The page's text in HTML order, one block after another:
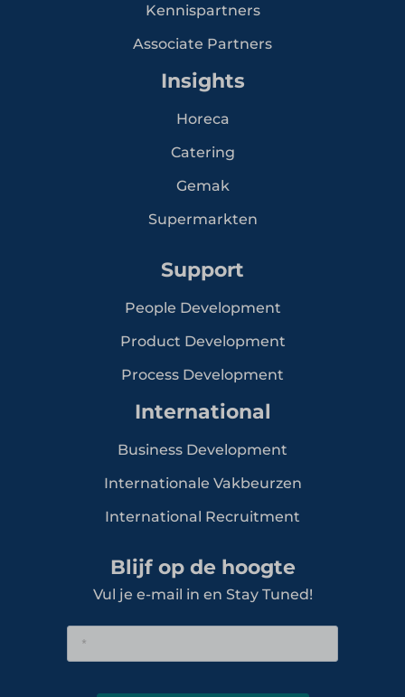
Kennispartners
Associate Partners
Insights
Horeca
Catering
Gemak
Supermarkten
Support
People Development
Product Development
Process Development
International
Business Development
Internationale Vakbeurzen
International Recruitment
Blijf op de hoogte
Vul je e-mail in en Stay Tuned!